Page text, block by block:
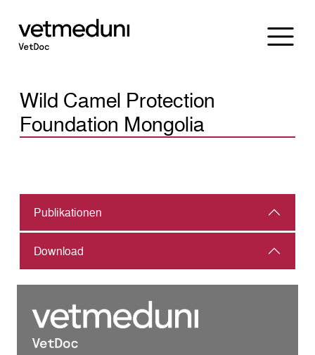
Wild Camel Protection
Foundation Mongolia
Publikationen
Download